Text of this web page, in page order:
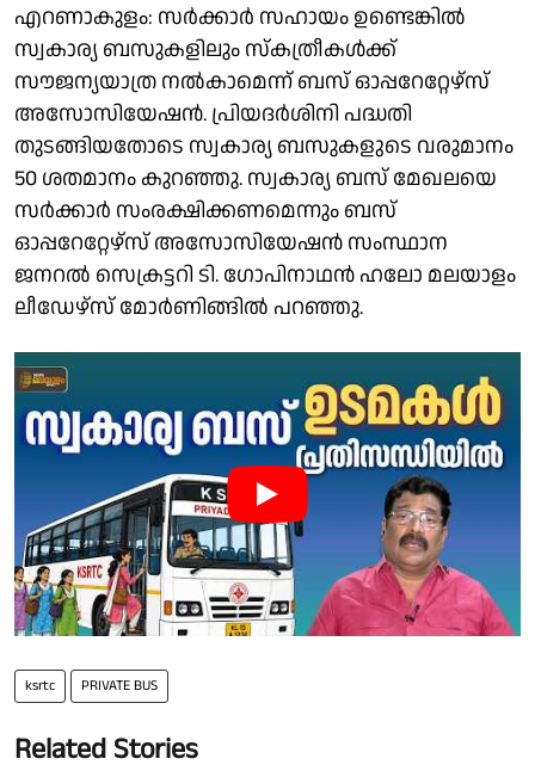
എറണാകുളം: സർക്കാർ സഹായം ഉണ്ടെങ്കിൽ
സ്വകാര്യ ബസുകളിലും സ്കത്രീകൾക്ക്
സൗജന്യയാത്ര നൽകാമെന്ന് ബസ് ഓപ്പറേറ്റേഴ്‌സ്
അസോസിയേഷന്‍. പ്രിയദർശിനി പദ്ധതി
തുടങ്ങിയതോടെ സ്വകാര്യ ബസുകളുടെ വരുമാനം
50 ശതമാനം കുറഞ്ഞു. സ്വകാര്യ ബസ് മേഖലയെ
സർക്കാർ സംരക്ഷിക്കണമെന്നും ബസ്
ഓപ്പറേറ്റേഴ്‌സ് അസോസിയേഷന്‍ സംസ്ഥാന
ജനറൽ സെക്രട്ടറി ടി. ഗോപിനാഥൻ ഹലോ മലയാളം
ലീഡേഴ്സ് മോർണിങ്ങിൽ പറഞ്ഞു.
ksrtc PRIVATE BUS
Related Stories